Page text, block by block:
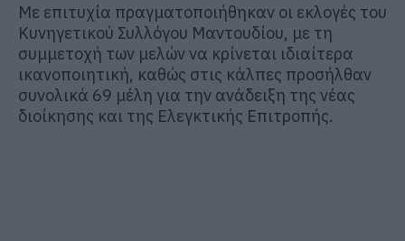
Με επιτυχία πραγματοποιήθηκαν οι εκλογές του
Κυνηγετικού Συλλόγου Μαντουδίου, με τη
συμμετοχή των μελών να κρίνεται ιδιαίτερα
ικανοποιητική, καθώς στις κάλπες προσήλθαν
συνολικά 69 μέλη για την ανάδειξη της νέας
διοίκησης και της Ελεγκτικής Επιτροπής.